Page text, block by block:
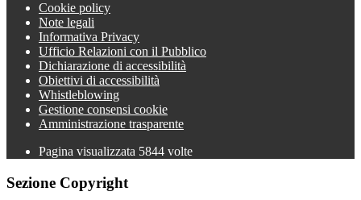
Cookie policy
Note legali
Informativa Privacy
Ufficio Relazioni con il Pubblico
Dichiarazione di accessibilità
Obiettivi di accessibilità
Whistleblowing
Gestione consensi cookie
Amministrazione trasparente
Pagina visualizzata 5844 volte
Sezione Copyright